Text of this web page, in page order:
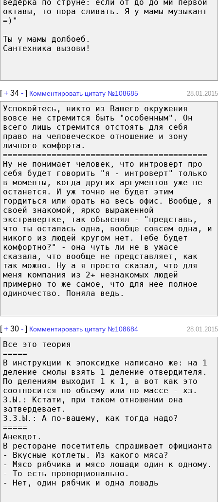
ведёрка по струне: если от до до ми первой
октавы, то пора сливать. Я у мамы музыкант
=)"
Ты у мамы долбоеб.
Сантехника вызови!
[+ 34 - ] Комментировать цитату №108685 28.01.2015
Успокойтесь, никто из Вашего окружения
вовсе не стремится быть "особенным". Он
всего лишь стремится отстоять для себя
право на человеческое отношение и зону
личного комфорта.
==========================================
Ну не понимает человек, что интроверт про
себя будет говорить "я - интроверт" только
в моменты, когда других аргументов уже не
останется. И уж точно не будет этим
гордиться или орать на весь офис. Вообще, я
своей знакомой, ярко выраженной
экстравертке, так объяснял - "представь,
что ты осталась одна, вообще совсем одна, и
никого из людей кругом нет. Тебе будет
комфортно?" - она чуть ли не в ужасе
сказала, что вообще не представляет, как
так можно. Ну а я просто сказал, что для
меня компания из 2+ незнакомых людей
примерно то же самое, что для нее полное
одиночество. Поняла ведь.
[+ 30 - ] Комментировать цитату №108684 28.01.2015
Все это теория
=====
В инструкции к эпоксидке написано же: на 1
деление смолы взять 1 деление отвердителя.
По делениям выходит 1 к 1, а вот как это
соотносится по объему или по массе - хз.
З.Ы.: Кстати, при таком отношении она
затвердевает.
З.З.Ы.: А по-вашему, как тогда надо?
=====
Анекдот.
В ресторане посетитель спрашивает официанта
- Вкусные котлеты. Из какого мяса?
- Мясо рябчика и мясо лошади один к одному.
- То есть пропорционально.
- Нет, один рябчик и одна лошадь